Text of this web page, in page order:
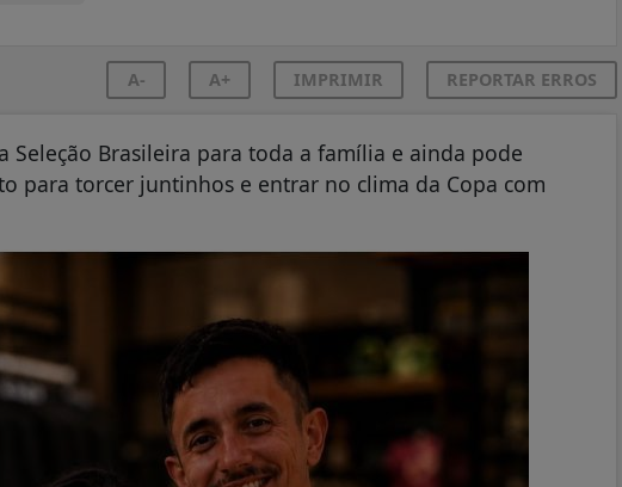
A- A+ IMPRIMIR REPORTAR ERROS
Seleção Brasileira para toda a família e ainda pode
para torcer juntinhos e entrar no clima da Copa com